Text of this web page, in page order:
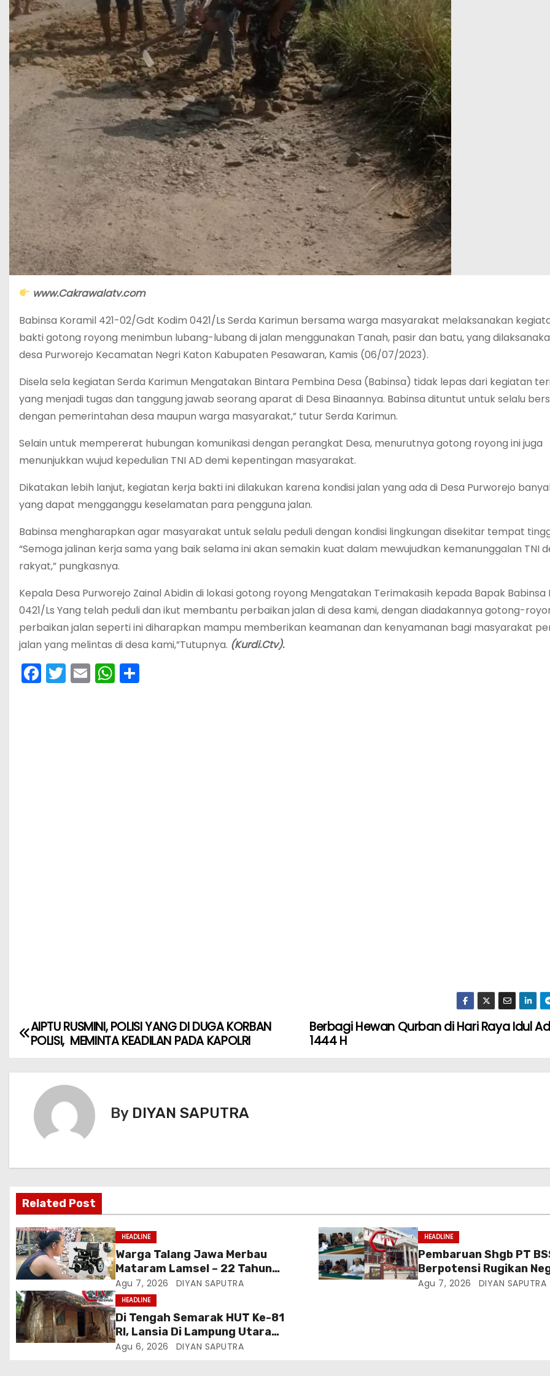
www.Cakrawalatv.com
Babinsa Koramil 421-02/Gdt Kodim 0421/Ls Serda Karimun bersama warga masyarakat melaksanakan
bakti gotong royong menimbun lubang-lubang di jalan menggunakan Tanah, pasir dan batu, yang
desa Purworejo Kecamatan Negri Katon Kabupaten Pesawaran, Kamis (06/07/2023).
Disela sela kegiatan Serda Karimun Mengatakan Bintara Pembina Desa (Babinsa) tidak lepas dari kegiatan
yang menjadi tugas dan tanggung jawab seorang aparat di Desa Binaannya. Babinsa dituntut untuk selalu
dengan pemerintahan desa maupun warga masyarakat,” tutur Serda Karimun.
Selain untuk mempererat hubungan komunikasi dengan perangkat Desa, menurutnya gotong royong ini juga
menunjukkan wujud kepedulian TNI AD demi kepentingan masyarakat.
Dikatakan lebih lanjut, kegiatan kerja bakti ini dilakukan karena kondisi jalan yang ada di Desa Purworejo
yang dapat mengganggu keselamatan para pengguna jalan.
Babinsa mengharapkan agar masyarakat untuk selalu peduli dengan kondisi lingkungan disekitar tempat
“Semoga jalinan kerja sama yang baik selama ini akan semakin kuat dalam mewujudkan kemanunggalan TNI
rakyat,” pungkasnya.
Kepala Desa Purworejo Zainal Abidin di lokasi gotong royong Mengatakan Terimakasih kepada Bapak Babinsa
0421/Ls Yang telah peduli dan ikut membantu perbaikan jalan di desa kami, dengan diadakannya gotong-
perbaikan jalan seperti ini diharapkan mampu memberikan keamanan dan kenyamanan bagi masyarakat
jalan yang melintas di desa kami,”Tutupnya. (Kurdi.Ctv).
F
a
T
w
E
m
W
h
Berbagi Hewan Qurban di Hari Raya Idul
1444 H
AIPTU RUSMINI, POLISI YANG DI DUGA KORBAN
POLISI, MEMINTA KEADILAN PADA KAPOLRI
By DIYAN SAPUTRA
Related Post
HEADLINE
Warga Talang Jawa Merbau
Mataram Lamsel – 22 Tahun
Lumpuh Vina Agustina Viral Di
Tiktok Inginkan Kursi Roda
Listrik, Kepala Perwakilan
Provinsi Lampung Media
Cakrawala Tv Meminta Pemda
Lamsel Bertindak
Agu 7, 2026 DIYAN SAPUTRA
HEADLINE
Pembaruan Shgb PT
Berpotensi Rugikan
Kementrian ATR/BPN
Agu 7, 2026 DIYAN SAPUTRA
HEADLINE
Di Tengah Semarak HUT Ke-81
RI, Lansia Di Lampung Utara
Hidup Memprihatinkan
Agu 6, 2026 DIYAN SAPUTRA